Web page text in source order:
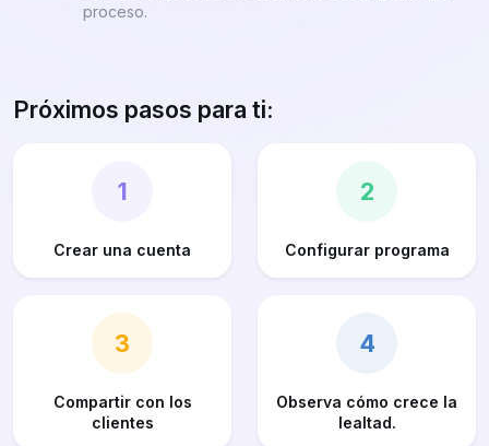
proceso.
Próximos pasos para ti:
1
Crear una cuenta
2
Configurar programa
3
Compartir con los
clientes
4
Observa cómo crece la
lealtad.